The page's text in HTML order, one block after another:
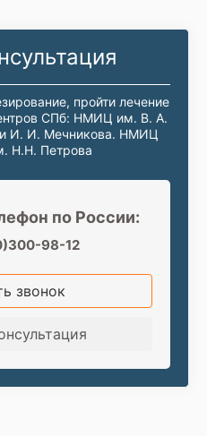
пройти лечение
СПб: НМИЦ им. В. А.
И. И. Мечникова. НМИЦ
Н.Н. Петрова
по России:
98-12
звонок